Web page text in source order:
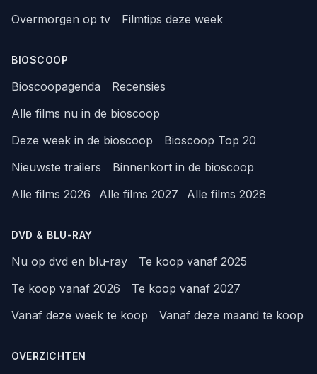
Overmorgen op tv
Filmtips deze week
BIOSCOOP
Bioscoopagenda
Recensies
Alle films nu in de bioscoop
Deze week in de bioscoop
Bioscoop Top 20
Nieuwste trailers
Binnenkort in de bioscoop
Alle films 2026
Alle films 2027 Alle films 2028
DVD & BLU-RAY
Nu op dvd en blu-ray
Te koop vanaf 2025
Te koop vanaf 2026
Te koop vanaf 2027
Vanaf deze week te koop
Vanaf deze maand te koop
OVERZICHTEN